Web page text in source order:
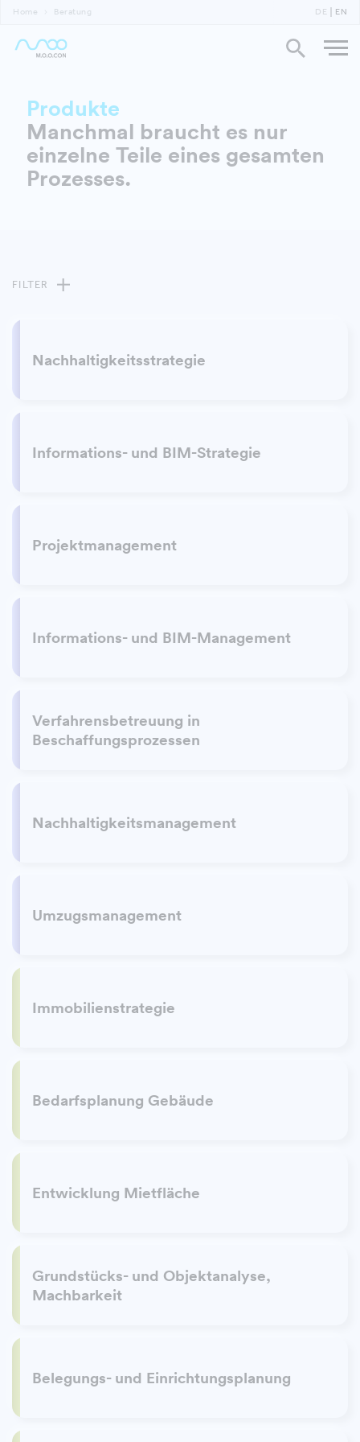
Home Beratung DE EN
Produkte
Manchmal braucht es nur
einzelne Teile eines gesamten
Prozesses.
FILTER
Nachhaltigkeitsstrategie
Informations- und BIM-Strategie
Projektmanagement
Informations- und BIM-Management
Verfahrensbetreuung in
Beschaffungsprozessen
Nachhaltigkeitsmanagement
Umzugsmanagement
Immobilienstrategie
Bedarfsplanung Gebäude
Entwicklung Mietfläche
Grundstücks- und Objektanalyse,
Machbarkeit
Belegungs- und Einrichtungsplanung